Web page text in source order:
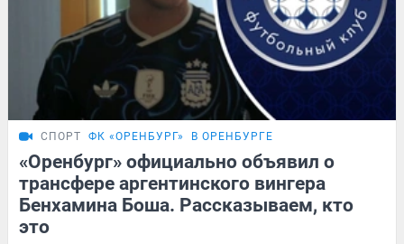
СПОРТ ФК «ОРЕНБУРГ» В ОРЕНБУРГЕ
«Оренбург» официально объявил о
трансфере аргентинского вингера
Бенхамина Боша. Рассказываем, кто
это